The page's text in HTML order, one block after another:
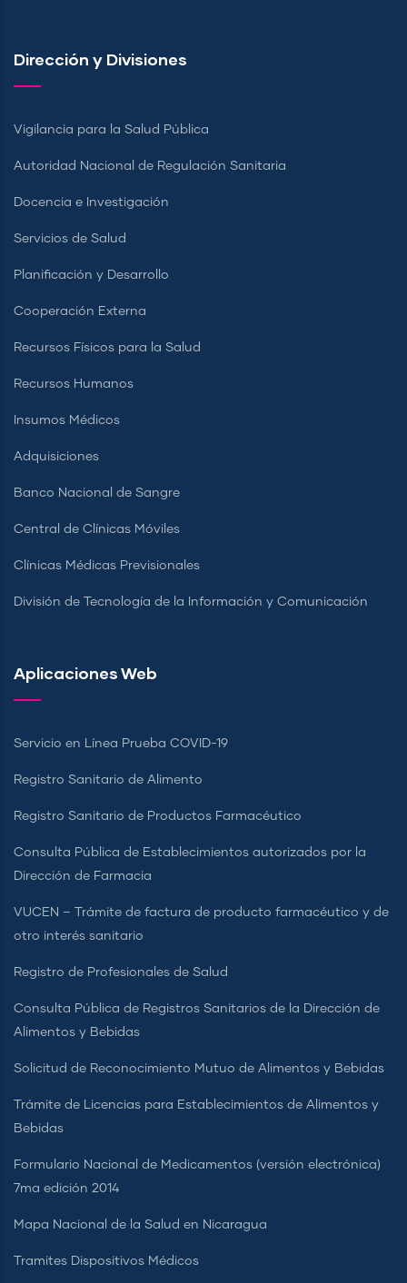
Dirección y Divisiones
Vigilancia para la Salud Pública
Autoridad Nacional de Regulación Sanitaria
Docencia e Investigación
Servicios de Salud
Planificación y Desarrollo
Cooperación Externa
Recursos Físicos para la Salud
Recursos Humanos
Insumos Médicos
Adquisiciones
Banco Nacional de Sangre
Central de Clínicas Móviles
Clínicas Médicas Previsionales
División de Tecnología de la Información y Comunicación
Aplicaciones Web
Servicio en Línea Prueba COVID-19
Registro Sanitario de Alimento
Registro Sanitario de Productos Farmacéutico
Consulta Pública de Establecimientos autorizados por la
Dirección de Farmacia
VUCEN – Trámite de factura de producto farmacéutico y de
otro interés sanitario
Registro de Profesionales de Salud
Consulta Pública de Registros Sanitarios de la Dirección de
Alimentos y Bebidas
Solicitud de Reconocimiento Mutuo de Alimentos y Bebidas
Trámite de Licencias para Establecimientos de Alimentos y
Bebidas
Formulario Nacional de Medicamentos (versión electrónica)
7ma edición 2014
Mapa Nacional de la Salud en Nicaragua
Tramites Dispositivos Médicos